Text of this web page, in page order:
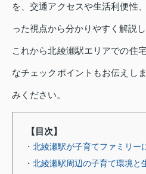
を、交通アクセスや生活利便性
った視点から分かりやすく解説し
これから北綾瀬駅エリアでの住
なチェックポイントもお伝えし
みください。
【目次】
・北綾瀬駅が子育てファミリー
・北綾瀬駅周辺の子育て環境と